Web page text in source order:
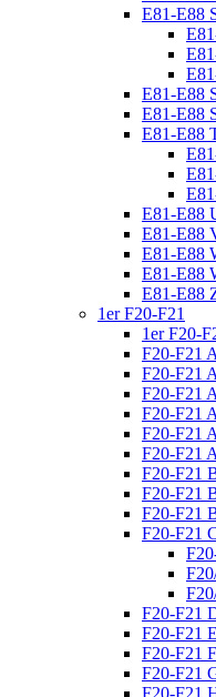
E81-E88
E81-E88
E81-E88
E81-E88
E81-E88
E81-E88
E81-E88
E81-E88
E81-E88
1er F20-F21
1er F20-
F20-F21
F20-F21
F20-F21
F20-F21
F20-F21
F20-F21
F20-F21
F20-F21
F20-F21
F20-F21
F20-F21
F20-F21
F20-F21
F20-F21
F20-F21